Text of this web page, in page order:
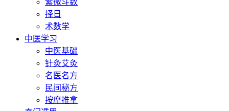
紫微斗数
择日
术数学
中医学习
中医基础
针灸艾灸
名医名方
民间秘方
按摩推拿